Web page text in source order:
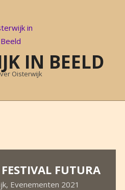
IN BEELD
Oisterwijk
FUTURA
, Evenementen 2021